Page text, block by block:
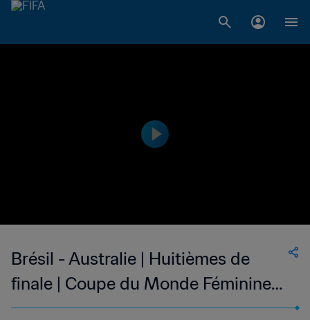
Brésil - Australie | Huitièmes de
finale | Coupe du Monde Féminine
de la FIFA, Canada 2015™ | Résumé